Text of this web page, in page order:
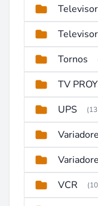
Tornos
TV
UPS
VCR